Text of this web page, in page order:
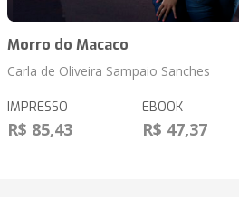
Morro do Macaco
Carla de Oliveira Sampaio Sanches
IMPRESSO
R$ 85,43
EBOOK
R$ 47,37